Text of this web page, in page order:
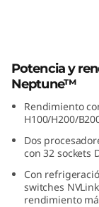
a
a
Potencia y
Neptune™
Rendimiento
H100/H200/
Dos
con 32 sockets
Con
switches
rendimiento